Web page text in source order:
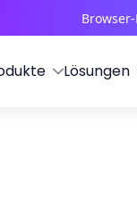
Lösungen